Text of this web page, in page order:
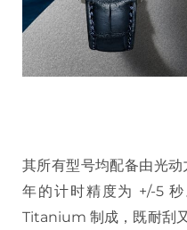
其所有型号均配备由光
年的计时精度为 +/-5
Titanium 制成，既耐刮